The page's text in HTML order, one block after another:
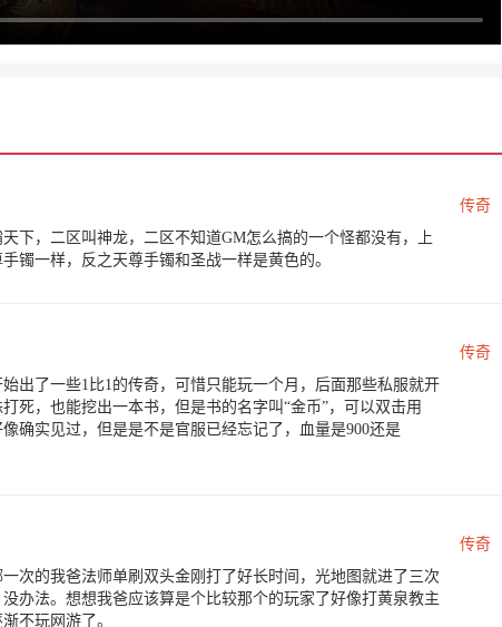
传奇
下，二区叫神龙，二区不知道GM怎么搞的一个怪都没有，上
镯一样，反之天尊手镯和圣战一样是黄色的。
传奇
出了一些1比1的传奇，可惜只能玩一个月，后面那些私服就开
死，也能挖出一本书，但是书的名字叫“金币”，可以双击用
确实见过，但是是不是官服已经忘记了，血量是900还是
传奇
次的我爸法师单刷双头金刚打了好长时间，光地图就进了三次
办法。想想我爸应该算是个比较那个的玩家了好像打黄泉教主
不玩网游了。